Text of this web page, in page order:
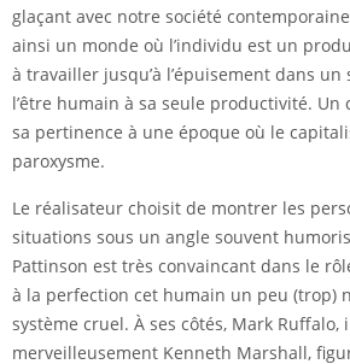
glaçant avec notre société
ainsi un monde où l’individu est un
à travailler jusqu’à l’épuisement dans
l’être humain à sa seule productivité.
sa pertinence à une époque où le
paroxysme.
Le réalisateur choisit de montrer les
situations sous un angle souvent
Pattinson est très convaincant dans le
à la perfection cet humain un peu (trop)
système cruel. À ses côtés, Mark Ruffalo,
merveilleusement Kenneth Marshall,